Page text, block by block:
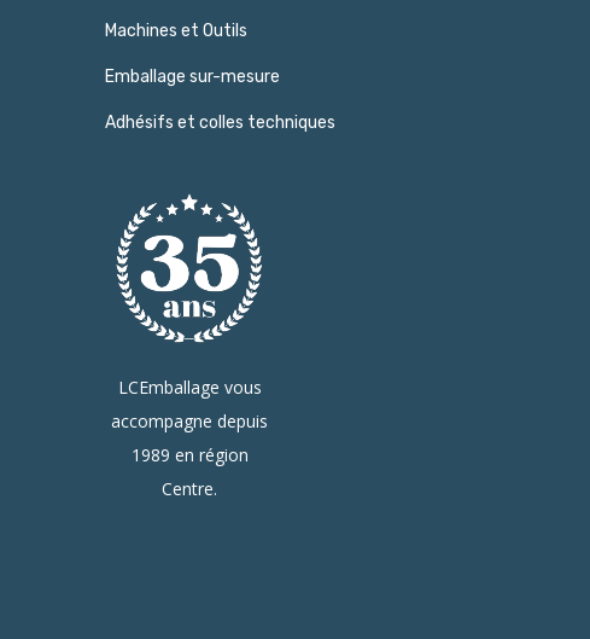
Machines et Outils
Emballage sur-mesure
Adhésifs et colles techniques
LCEmballage vous
accompagne depuis
1989 en région
Centre.